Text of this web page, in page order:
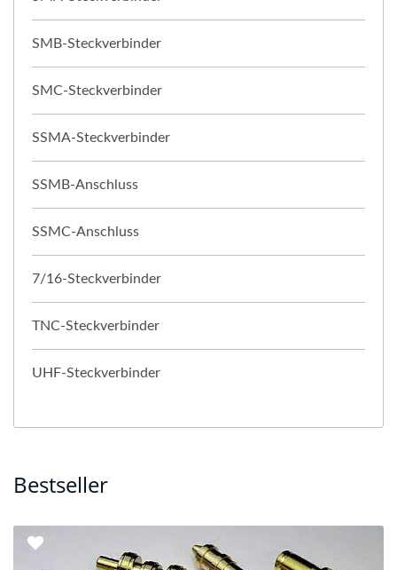
SMB-Steckverbinder
SMC-Steckverbinder
SSMA-Steckverbinder
SSMB-Anschluss
SSMC-Anschluss
7/16-Steckverbinder
TNC-Steckverbinder
UHF-Steckverbinder
Bestseller